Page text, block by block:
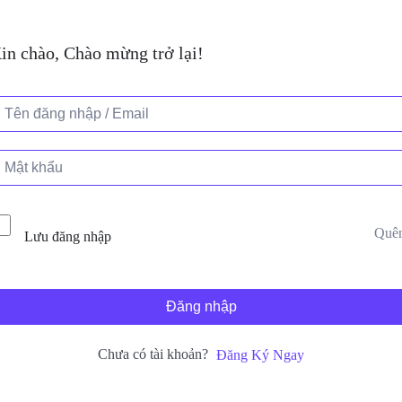
chào, Chào mừng trở lại!
Lưu đăng nhập
Đăng nhập
Chưa có tài khoản? Đăng Ký Ngay